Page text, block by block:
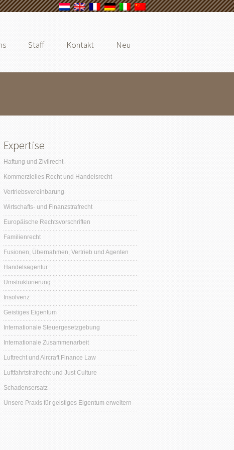
Staff Kontakt Neu
Expertise
Haftung und Zivilrecht
Kommerzielles Recht und Handelsrecht
Vertriebsvereinbarung
Wirtschafts- und Finanzstrafrecht
Europäische Rechtsvorschriften
Familienrecht
Fusionen, Übernahmen, Vertrieb und Agenten
Handelsagentur
Umstrukturierung
Insolvenz
Geistiges Eigentum
Internationale Steuergesetzgebung
Internationale Zusammenarbeit
Luftrecht und Aircraft Finance Law
Luftfahrtstrafrecht und Just Culture
Schadensersatz
Unsere Praxis für geistiges Eigentum erweitern